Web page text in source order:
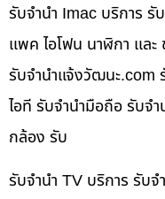
รับจำนำ Imac บริการ รั
แพค ไอโฟน นาฬิกา แล
รับจํานําแจ้งวัฒนะ.com
ไอที รับจำนำมือถือ รับจ
กล้อง รับ
รับจำนำ TV บริการ รับ